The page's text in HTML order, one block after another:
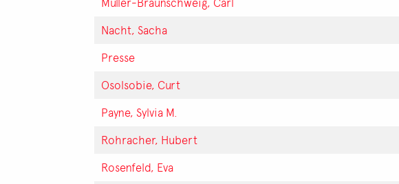
Nacht, Sacha
Presse
Osolsobie, Curt
Payne, Sylvia M.
Rohracher, Hubert
Rosenfeld, Eva